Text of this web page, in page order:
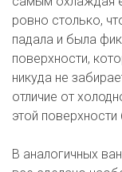
ровно столько,
падала и была
поверхности,
никуда не
отличие от
этой
В аналогичных